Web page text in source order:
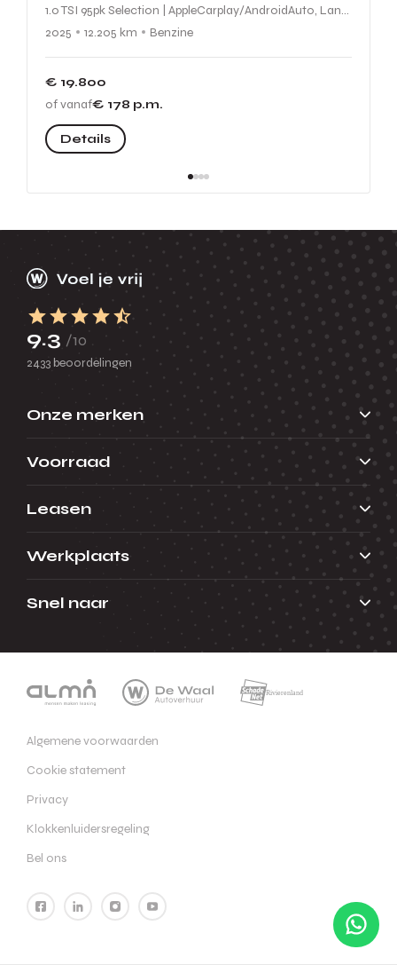
1.0 TSI 95pk Selection | AppleCarplay/AndroidAuto, Lane Assist, Cruise Control |
2025
12.205 km Benzine
€ 19.800
of vanaf€ 178 p.m.
Details
9.3 /10
2433 beoordelingen
Onze merken
Voorraad
Leasen
Werkplaats
Snel naar
Algemene voorwaarden
Cookie statement
Privacy
Klokkenluidersregeling
Bel ons